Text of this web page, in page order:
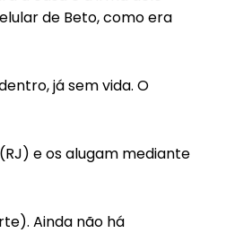
de Beto, como era
já sem vida. O
e os alugam mediante
Ainda não há